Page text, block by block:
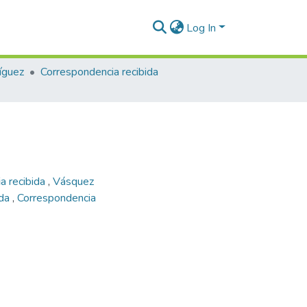
Log In
Correspondencia recibida
recibida , Vásquez
, Correspondencia